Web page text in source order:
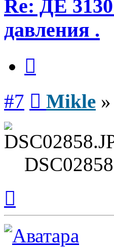
Re: ДЕ
давления .
#7 Mikle »
началу